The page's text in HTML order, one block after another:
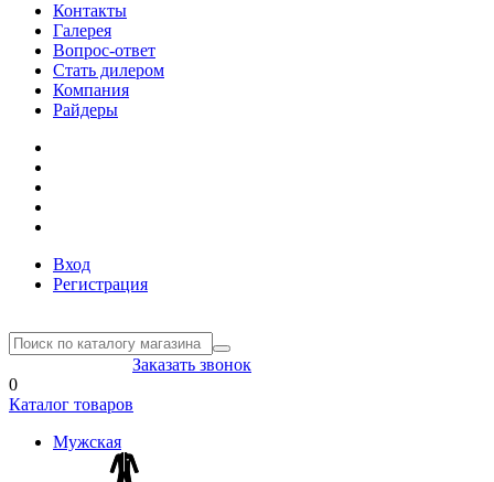
Контакты
Галерея
Вопрос-ответ
Стать дилером
Компания
Райдеры
Вход
Регистрация
Заказать звонок
0
Каталог товаров
Мужская